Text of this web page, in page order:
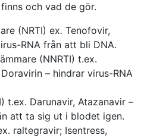
och vad de gör.
(NRTI) ex. Tenofovir,
RNA från att bli DNA.
(NNRTI) t.ex.
– hindrar virus-RNA
t.ex. Darunavir, Atazanavir –
att ta sig ut i blodet igen.
raltegravir; Isentress,